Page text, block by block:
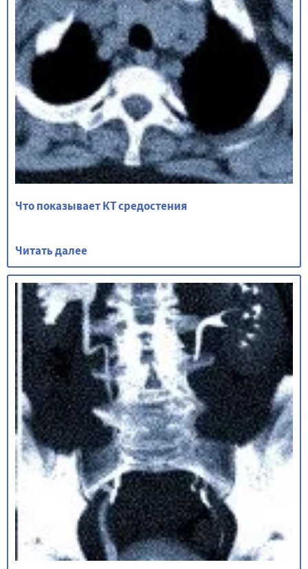
Что показывает КТ средостения
Читать далее